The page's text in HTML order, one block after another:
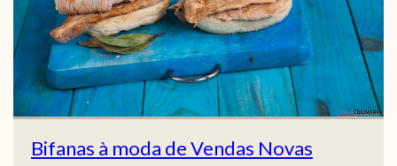
Bifanas à moda de Vendas Novas